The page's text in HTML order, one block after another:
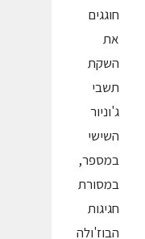
חוגגים
את
השקת
תשבי
ג'וניור
השישי
במספר,
במסורת
חגיגות
הבוז'ולה